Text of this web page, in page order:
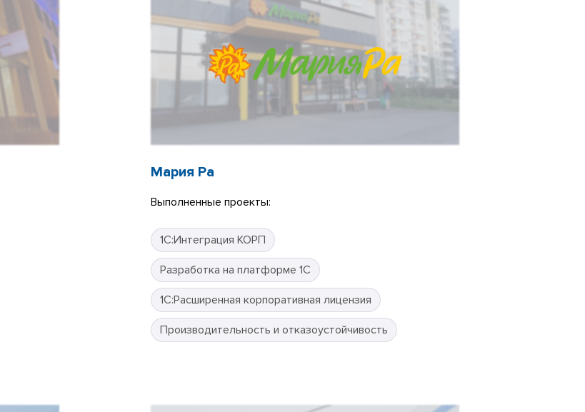
Мария Ра
Выполненные проекты:
1С:Интеграция КОРП
Разработка на платформе 1С
1С:Расширенная корпоративная лицензия
Производительность и отказоустойчивость